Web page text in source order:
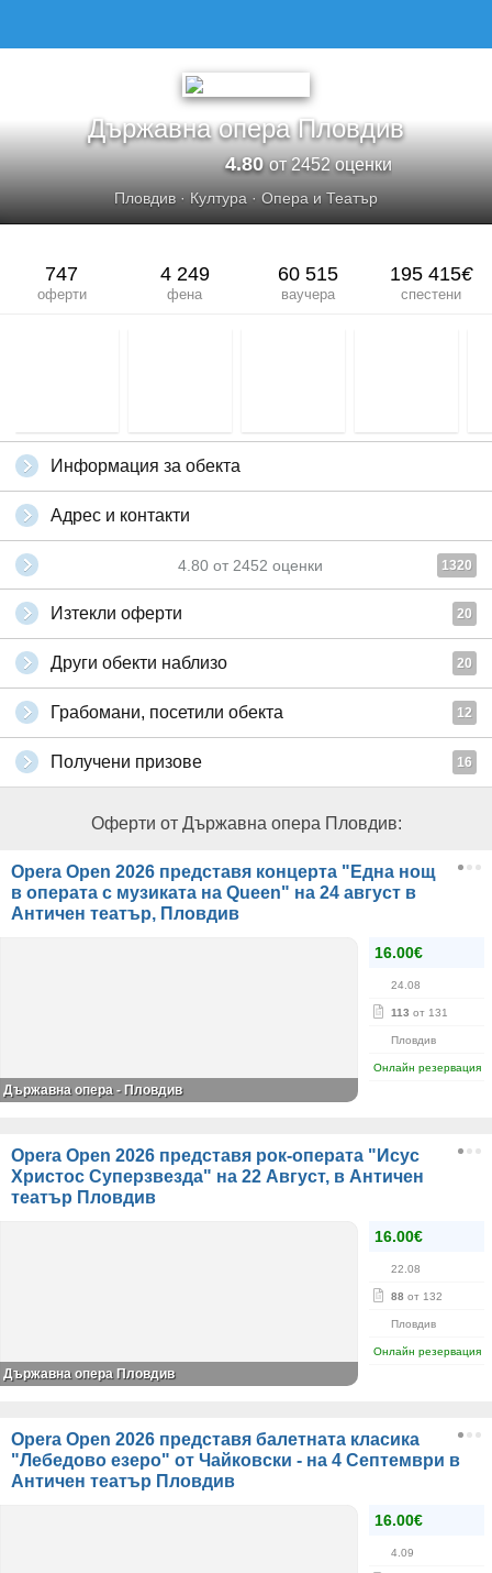
Държавна опера Пловдив
4.80от 2452 оценки
Пловдив· Култура · Опера и Театър
747
оферти
4 249
фена
60 515
ваучера
195 415€
спестени
Информация за обекта
Адрес и контакти
4.80 от 2452 оценки 1320
Изтекли оферти 20
Други обекти наблизо 20
Грабомани, посетили обекта 12
Получени призове 16
Оферти от Държавна опера Пловдив:
Opera Open 2026 представя концерта "Една нощ
в операта с музиката на Queen" на 24 август в
Античен театър, Пловдив
16.00€
24.08
113 от 131
Пловдив
Онлайн резервация
Държавна опера - Пловдив
Opera Open 2026 представя рок-операта "Исус
Христос Суперзвезда" на 22 Август, в Античен
театър Пловдив
16.00€
22.08
88 от 132
Пловдив
Онлайн резервация
Държавна опера Пловдив
Opera Open 2026 представя балетната класика
"Лебедово езеро" от Чайковски - на 4 Септември в
Античен театър Пловдив
16.00€
4.09